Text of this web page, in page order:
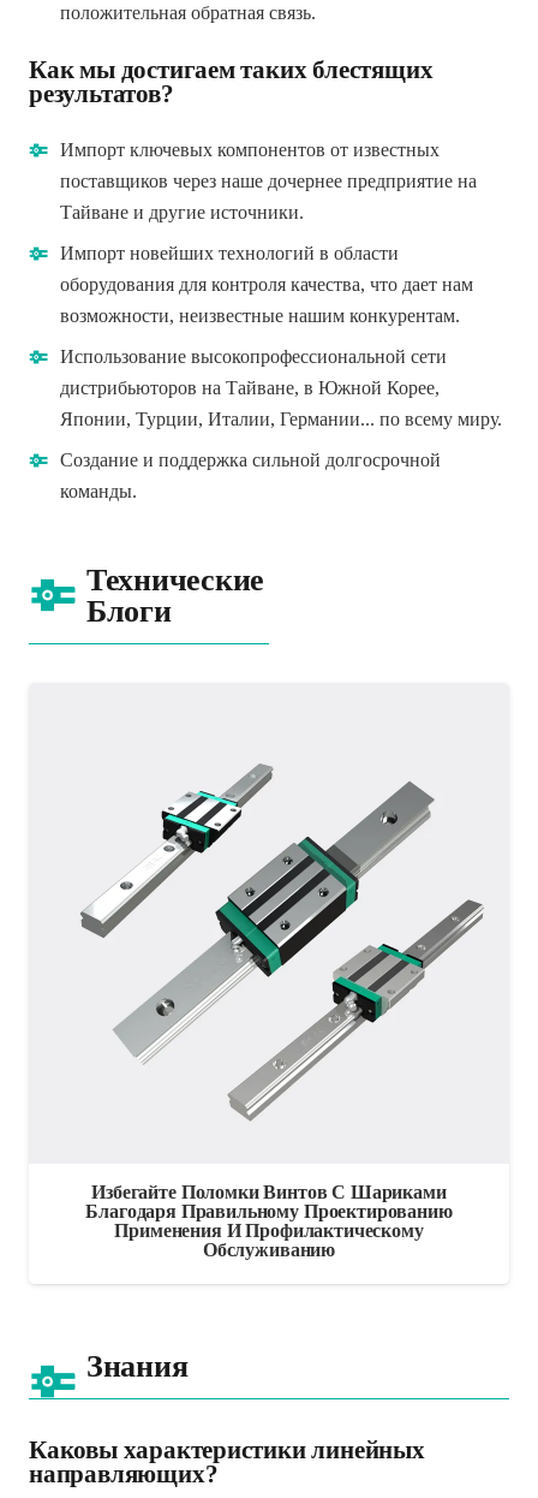
положительная обратная связь.
Как мы достигаем таких блестящих
результатов?
Импорт ключевых компонентов от известных
поставщиков через наше дочернее предприятие на
Тайване и другие источники.
Импорт новейших технологий в области
оборудования для контроля качества, что дает нам
возможности, неизвестные нашим конкурентам.
Использование высокопрофессиональной сети
дистрибьюторов на Тайване, в Южной Корее,
Японии, Турции, Италии, Германии... по всему миру.
Создание и поддержка сильной долгосрочной
команды.
Технические
Блоги
Избегайте Поломки Винтов С Шариками
Благодаря Правильному Проектированию
Применения И Профилактическому
Обслуживанию
Знания
Каковы характеристики линейных
направляющих?